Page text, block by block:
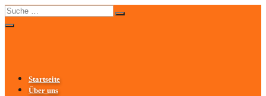
Startseite
Über uns